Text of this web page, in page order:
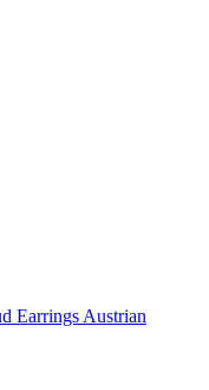
Earrings Austrian